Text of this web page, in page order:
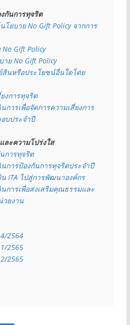
กันการทุจริต
ยบาย No Gift Policy จากการ
Gift Policy
าย No Gift Policy
สินหรือประโยชน์อื่นใดโดย
งการทุจริต
การเพื่อจัดการความเสี่ยงการ
บประจำปี
ละความโปร่งใส
การทุจริต
การป้องกันการทุจริตประจำปี
ITA ไปสู่การพัฒนาองค์กร
การเพื่อส่งเสริมคุณธรรมและ
วยงาน
2564
2565
2565